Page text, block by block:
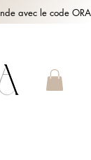
avec le code